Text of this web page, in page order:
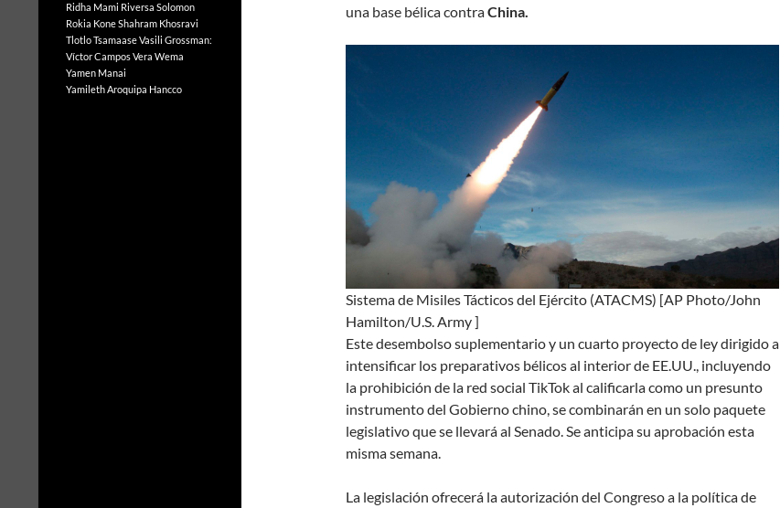
una base bélica contraChina.
Sistema de Misiles Tácticos del Ejército (ATACMS) [AP Photo/John
Hamilton/U.S. Army ]
Este desembolso suplementario y un cuarto proyecto de ley dirigido a
intensificar los preparativos bélicos al interior de EE.UU., incluyendo
la prohibición de la red social TikTok al calificarla como un presunto
instrumento del Gobierno chino, se combinarán en un solo paquete
legislativo que se llevará al Senado. Se anticipa su aprobación esta
misma semana.
La legislación ofrecerá la autorización del Congreso a la política de
Ridha Mami Riversa Solomon
Rokia KoneShahram Khosravi
Tlotlo TsamaaseVasili Grossman:
Víctor Campos Vera Wema
Yamen Manai
Yamileth Aroquipa Hancco